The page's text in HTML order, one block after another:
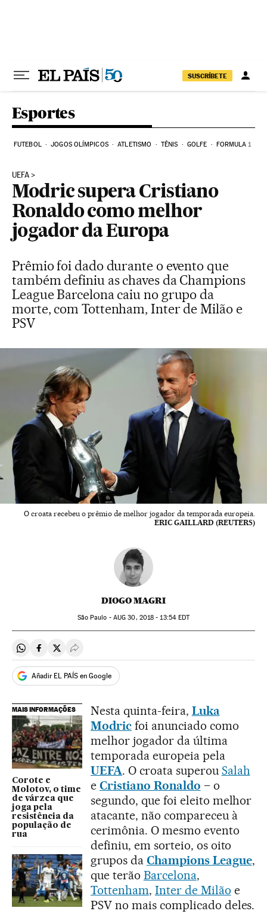
SUSCRÍBETE
Esportes
FUTEBOL JOGOS OLÍMPICOS ATLETISMO TÊNIS GOLFE FORMULA 1
UEFA
Modric supera Cristiano
Ronaldo como melhor
jogador da Europa
Prêmio foi dado durante o evento que
também definiu as chaves da Champions
League Barcelona caiu no grupo da
morte, com Tottenham, Inter de Milão e
PSV
O croata recebeu o prêmio de melhor jogador da temporada europeia.
ERIC GAILLARD (REUTERS)
DIOGO MAGRI
São Paulo - AUG 30, 2018 - 13:54EDT
Compartir en Whatsapp
Compartir en Facebook
Compartir en Twitter
Desplegar Redes Sociales
Añadir EL PAÍS en Google
MAIS INFORMAÇÕES
Corote e
Molotov, o time
de várzea que
joga pela
resistência da
população de
rua
Nesta quinta-feira, Luka
Modricfoi anunciado como
melhor jogador da última
temporada europeia pela
UEFA. O croata superou Salah
e Cristiano Ronaldo – o
segundo, que foi eleito melhor
atacante, não compareceu à
cerimônia. O mesmo evento
definiu, em sorteio, os oito
grupos da Champions League,
que terão Barcelona,
Tottenham, Inter de Milão e
PSV no mais complicado deles.